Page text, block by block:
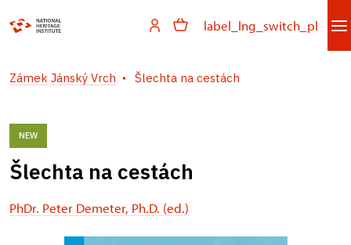
label_lng_switch_pl
Zámek Jánský Vrch Šlechta na cestách
NEW
Šlechta na cestách
PhDr. Peter Demeter, Ph.D. (ed.)